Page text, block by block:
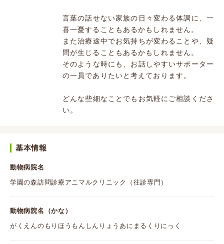
言葉の話せない家族の日々変わる体調に、一
喜一憂することもあるかもしれません。
また治療途中でお気持ちが変わることや、疑
問が生じることもあるかもしれません。
そのような時にも、お話しやすいサポーター
の一員でありたいと考えております。
どんな些細なことでもお気軽にご相談くださ
い。
基本情報
動物病院名
学園の森訪問診療アニマルクリニック（往診専門）
動物病院名（かな）
がくえんのもりほうもんしんりょうあにまるくりにっく